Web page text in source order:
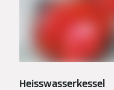
Heisswasserkessel